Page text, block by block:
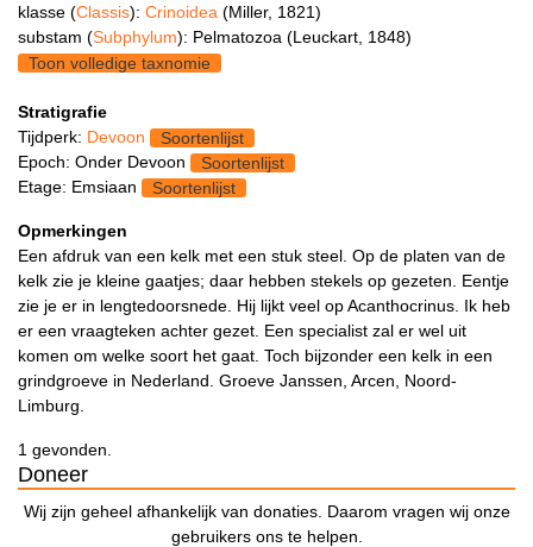
klasse (Classis): Crinoidea (Miller, 1821)
substam (Subphylum): Pelmatozoa (Leuckart, 1848)
Toon volledige taxnomie
Stratigrafie
Tijdperk: Devoon
Soortenlijst
Epoch: Onder Devoon
Soortenlijst
Etage: Emsiaan
Soortenlijst
Opmerkingen
Een afdruk van een kelk met een stuk steel. Op de platen van de
kelk zie je kleine gaatjes; daar hebben stekels op gezeten. Eentje
zie je er in lengtedoorsnede. Hij lijkt veel op Acanthocrinus. Ik heb
er een vraagteken achter gezet. Een specialist zal er wel uit
komen om welke soort het gaat. Toch bijzonder een kelk in een
grindgroeve in Nederland. Groeve Janssen, Arcen, Noord-
Limburg.
1 gevonden.
Doneer
Wij zijn geheel afhankelijk van donaties. Daarom vragen wij onze
gebruikers ons te helpen.